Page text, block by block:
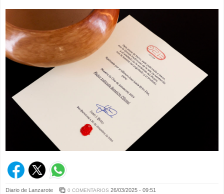
Diario de Lanzarote 0 COMENTARIOS 26/03/2025 - 09:51